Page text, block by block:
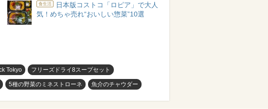
食生活
日本版コストコ「ロピア」で大人
気！めちゃ売れ“おいしい惣菜”10選
Tokyo フリーズドライ8スープセット
5種の野菜のミネストローネ 魚介のチャウダー